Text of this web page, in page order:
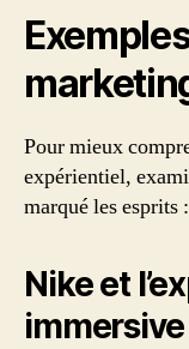
Pour mieux
expérientiel,
marqué les esprits :
Nike et
immersive